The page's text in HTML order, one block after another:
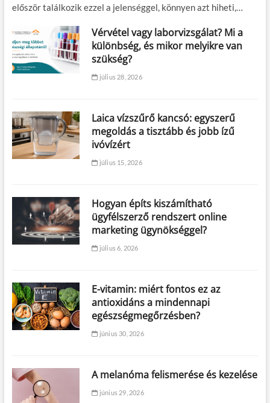
először találkozik ezzel a jelenséggel, könnyen azt hiheti,…
Vérvétel vagy laborvizsgálat? Mi a
különbség, és mikor melyikre van
szükség?
július 28, 2026
Laica vízszűrő kancsó: egyszerű
megoldás a tisztább és jobb ízű
ivóvízért
július 15, 2026
Hogyan építs kiszámítható
ügyfélszerző rendszert online
marketing ügynökséggel?
július 6, 2026
E-vitamin: miért fontos ez az
antioxidáns a mindennapi
egészségmegőrzésben?
június 30, 2026
A melanóma felismerése és kezelése
június 29, 2026